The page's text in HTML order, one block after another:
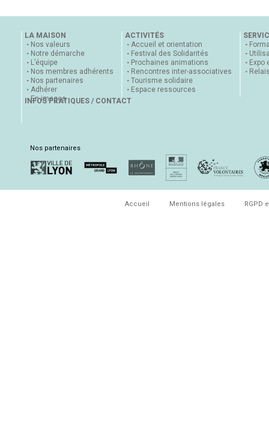
LA MAISON
Nos valeurs
Notre démarche
L’équipe
Nos membres adhérents
Nos partenaires
Adhérer
En images
ACTIVITÉS
Accueil et orientation
Festival des Solidarités
Prochaines animations
Rencontres inter-associatives
Tourisme solidaire
Espace ressources
Expo
INFOS PRATIQUES / CONTACT
Nos partenaires
Accueil Mentions légales RGPD